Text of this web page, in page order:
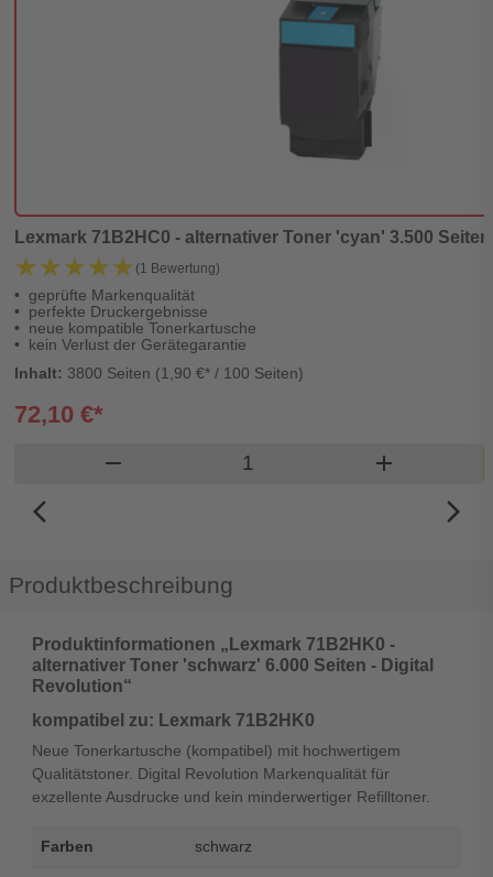
Lexmark 71B2HC0 - alternativer Toner 'cyan' 3.500
★★★★★
★★★★★ (1 Bewertung)
geprüfte Markenqualität
perfekte Druckergebnisse
neue kompatible Tonerkartusche
kein Verlust der Gerätegarantie
Inhalt: 3800 Seiten (1,90 €* / 100 Seiten)
72,10 €*
remove Produkt Warenkorb Menge
add
arrow_back_ios_new arrow_forward_ios
Produktbeschreibung
Produktinformationen „Lexmark 71B2HK0 -
alternativer Toner 'schwarz' 6.000 Seiten - Digital
Revolution“
kompatibel zu: Lexmark 71B2HK0
Neue Tonerkartusche (kompatibel) mit hochwertigem
Qualitätstoner. Digital Revolution Markenqualität für
exzellente Ausdrucke und kein minderwertiger Refilltoner.
Farben schwarz